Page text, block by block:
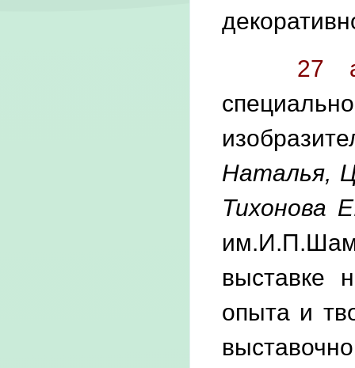
27
Наталья,
Тихонова
выставке
опыта и